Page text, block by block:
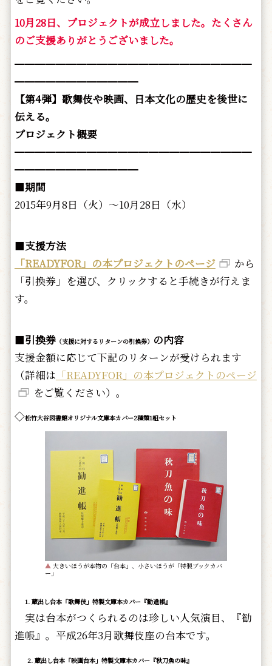
10月28日、プロジェクトが成立しました。たくさん
のご支援ありがとうございました。
━━━━━━━━━━━━━━━━━━━━━━━
━━━━━━━━━━━━
【第4弾】歌舞伎や映画、日本文化の歴史を後世に
伝える。
プロジェクト概要
━━━━━━━━━━━━━━━━━━━━━━━
━━━━━━━━━━━━
■期間
2015年9月8日（火）～10月28日（水）
■支援方法
「READYFOR」の本プロジェクトのページ
から
「引換券」を選び、クリックすると手続きが行えま
す。
■引換券（支援に対するリターンの引換券） の内容
支援金額に応じて下記のリターンが受けられます
（詳細は 「READYFOR」の本プロジェクトのページ
をご覧ください）。
◇松竹大谷図書館オリジナル文庫本カバー2種類1組セット
▲ 大きいほうが本物の「台本」、小さいほうが「特製ブックカバ
ー」
1. 蔵出し台本「歌舞伎」特製文庫本カバー『勧進帳』
実は台本がつくられるのは珍しい人気演目、『勧
進帳』。平成26年3月歌舞伎座の台本です。
2. 蔵出し台本「映画台本」特製文庫本カバー『秋刀魚の味』